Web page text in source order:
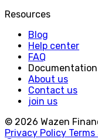
Resources
Blog
Help center
FAQ
Documentation
About us
Contact us
join us
© 2026 Wazen
Privacy Policy